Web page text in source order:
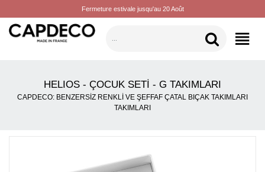
Fermeture estivale jusqu'au 20 Août
KATEGORILER
HELIOS - ÇOCUK SETI - G TAKIMLARI
CAPDECO: BENZERSIZ RENKLI VE ŞEFFAF ÇATAL BIÇAK TAKIMLARI
TAKIMLARI